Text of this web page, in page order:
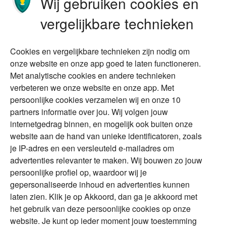
Stoppen met werken
Wonen
Nalatenschap
Schenken
Duurzaam
Vermogensplanning
Tweede huis in
buitenland
DGA
Erfenis
Over Financial Focus
Specialisten
Financial Focus
magazine
The Exit Years
Contact
Alles voor en over vermogenden.
vergelijkbare technieken
Cookies en vergelijkbare technieken zijn nodig om
onze website en onze app goed te laten functioneren.
Met analytische cookies en andere technieken
verbeteren we onze website en onze app. Met
persoonlijke cookies verzamelen wij en onze 10
partners informatie over jou. Wij volgen jouw
internetgedrag binnen, en mogelijk ook buiten onze
website aan de hand van unieke identificatoren, zoals
je IP-adres en een versleuteld e-mailadres om
advertenties relevanter te maken. Wij bouwen zo jouw
persoonlijke profiel op, waardoor wij je
gepersonaliseerde inhoud en advertenties kunnen
laten zien. Klik je op Akkoord, dan ga je akkoord met
het gebruik van deze persoonlijke cookies op onze
website. Je kunt op ieder moment jouw toestemming